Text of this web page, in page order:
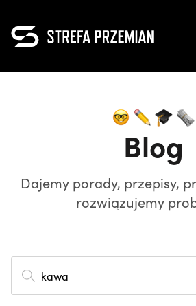
Blog
Dajemy porady, przepisy,
rozwiązujemy